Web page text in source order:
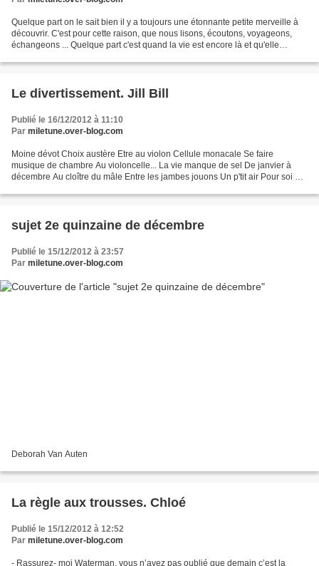
Quelque part on le sait bien il y a toujours une étonnante petite merveille à
découvrir. C'est pour cette raison, que nous lisons, écoutons, voyageons,
échangeons ... Quelque part c'est quand la vie est encore là et qu'elle
Le divertissement. Jill Bill
Publié le 16/12/2012 à 11:10
Par miletune.over-blog.com
Moine dévot Choix austère Etre au violon Cellule monacale Se faire
musique de chambre Au violoncelle... La vie manque de sel De janvier à
décembre Au cloître du mâle Entre les jambes jouons Un p'tit air Pour soi et
sujet 2e quinzaine de décembre
Publié le 15/12/2012 à 23:57
Par miletune.over-blog.com
Deborah Van Auten
La règle aux trousses. Chloé
Publié le 15/12/2012 à 12:52
Par miletune.over-blog.com
- Rassurez- moi Waterman, vous n’avez pas oublié que demain c’est la